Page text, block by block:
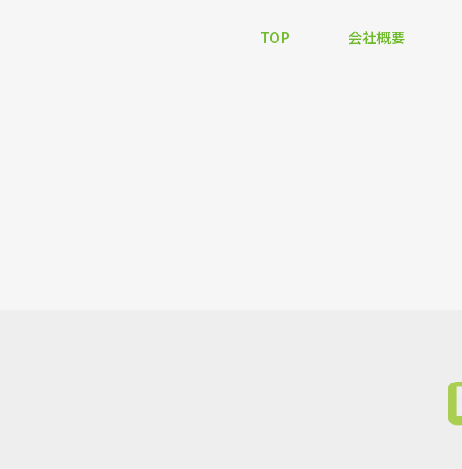
TOP 会社概要